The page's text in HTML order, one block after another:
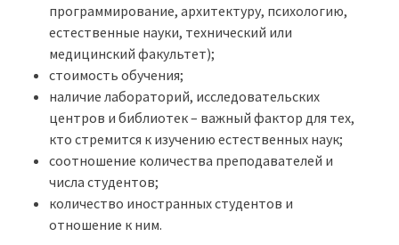
программирование, архитектуру, психологию,
естественные науки, технический или
медицинский факультет);
стоимость обучения;
наличие лабораторий, исследовательских
центров и библиотек – важный фактор для тех,
кто стремится к изучению естественных наук;
соотношение количества преподавателей и
числа студентов;
количество иностранных студентов и
отношение к ним.